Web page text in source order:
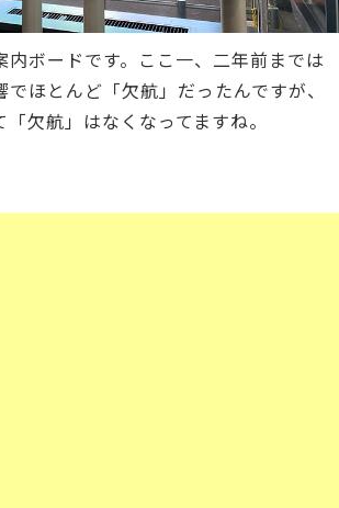
内ボードです。ここ一、二年前までは
ほとんど「欠航」だったんですが、
欠航」はなくなってますね。